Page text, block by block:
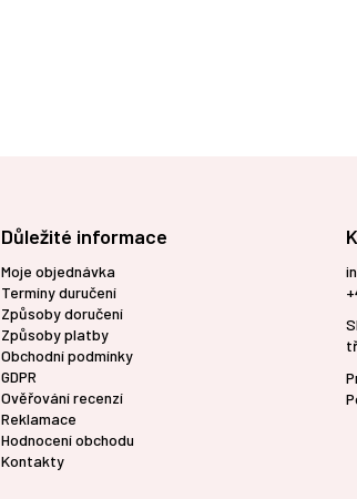
Důležité informace
Moje objednávka
Termíny duručení
Způsoby doručení
Způsoby platby
Obchodní podmínky
GDPR
Ověřování recenzí
Reklamace
Hodnocení obchodu
Kontakty